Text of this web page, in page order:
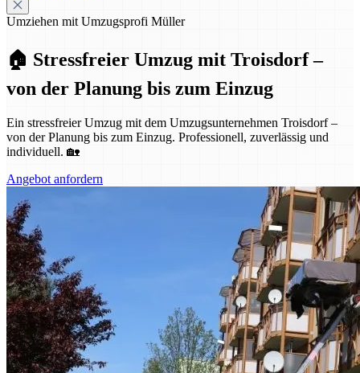
Umziehen mit Umzugsprofi Müller
🏠 Stressfreier Umzug mit Troisdorf –
von der Planung bis zum Einzug
Ein stressfreier Umzug mit dem Umzugsunternehmen Troisdorf –
von der Planung bis zum Einzug. Professionell, zuverlässig und
individuell. 🏡
Angebot anfordern